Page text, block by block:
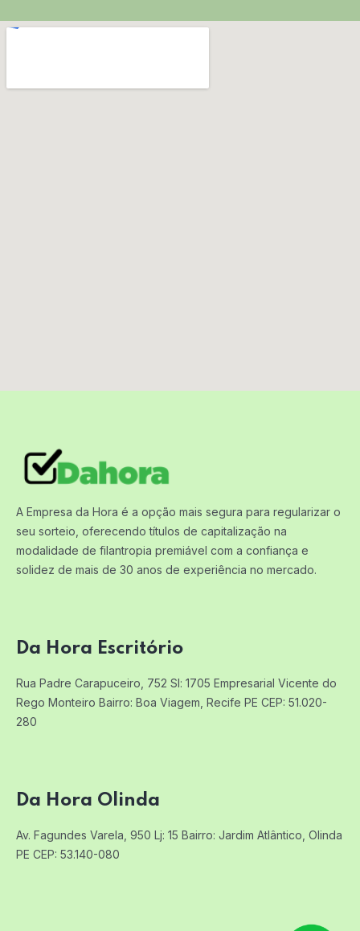
A Empresa da Hora é a opção mais segura para regularizar o
seu sorteio, oferecendo títulos de capitalização na
modalidade de filantropia premiável com a confiança e
solidez de mais de 30 anos de experiência no mercado.
Da Hora Escritório
Rua Padre Carapuceiro, 752 Sl: 1705 Empresarial Vicente do
Rego Monteiro Bairro: Boa Viagem, Recife PE CEP: 51.020-
280
Da Hora Olinda
Av. Fagundes Varela, 950 Lj: 15 Bairro: Jardim Atlântico, Olinda
PE CEP: 53.140-080